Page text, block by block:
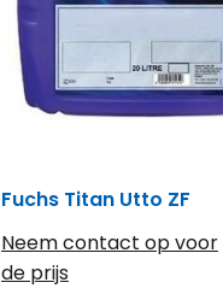
Fuchs Titan Utto ZF
Neem contact op voor
de prijs